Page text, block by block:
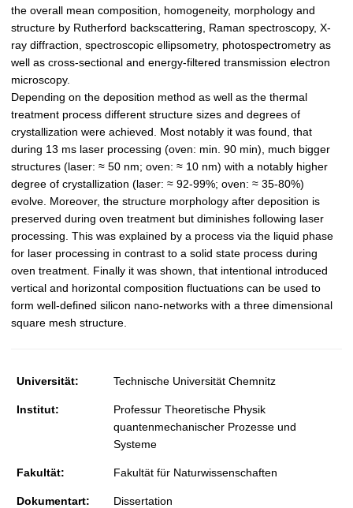
the overall mean composition, homogeneity, morphology and
structure by Rutherford backscattering, Raman spectroscopy, X-
ray diffraction, spectroscopic ellipsometry, photospectrometry as
well as cross-sectional and energy-filtered transmission electron
microscopy.
Depending on the deposition method as well as the thermal
treatment process different structure sizes and degrees of
crystallization were achieved. Most notably it was found, that
during 13 ms laser processing (oven: min. 90 min), much bigger
structures (laser: ≈ 50 nm; oven: ≈ 10 nm) with a notably higher
degree of crystallization (laser: ≈ 92-99%; oven: ≈ 35-80%)
evolve. Moreover, the structure morphology after deposition is
preserved during oven treatment but diminishes following laser
processing. This was explained by a process via the liquid phase
for laser processing in contrast to a solid state process during
oven treatment. Finally it was shown, that intentional introduced
vertical and horizontal composition fluctuations can be used to
form well-defined silicon nano-networks with a three dimensional
square mesh structure.
Universität: Technische Universität Chemnitz
Institut:
Professur Theoretische Physik
quantenmechanischer Prozesse und
Systeme
Fakultät: Fakultät für Naturwissenschaften
Dokumentart: Dissertation